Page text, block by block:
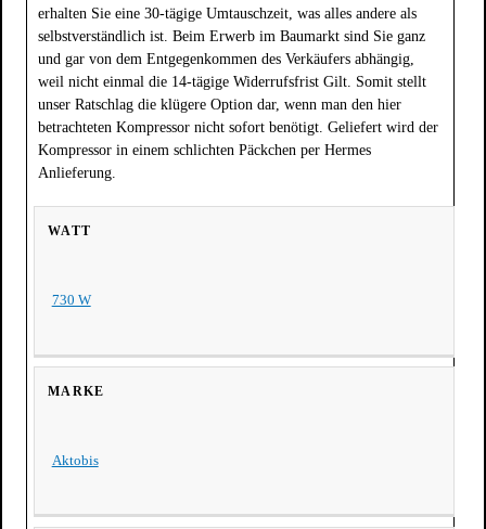
erhalten Sie eine 30-tägige Umtauschzeit, was alles andere als
selbstverständlich ist. Beim Erwerb im Baumarkt sind Sie ganz
und gar von dem Entgegenkommen des Verkäufers abhängig,
weil nicht einmal die 14-tägige Widerrufsfrist Gilt. Somit stellt
unser Ratschlag die klügere Option dar, wenn man den hier
betrachteten Kompressor nicht sofort benötigt. Geliefert wird der
Kompressor in einem schlichten Päckchen per Hermes
Anlieferung.
WATT
730 W
MARKE
Aktobis